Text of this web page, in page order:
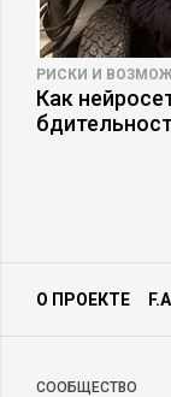
РИСКИ И
Как
О ПРОЕКТЕ
CООБЩЕСТВО